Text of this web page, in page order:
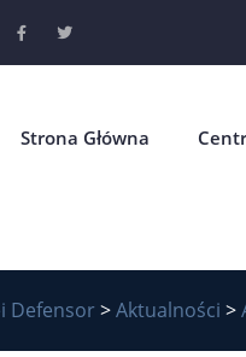
Strona Główna
Defensor>Aktualności >